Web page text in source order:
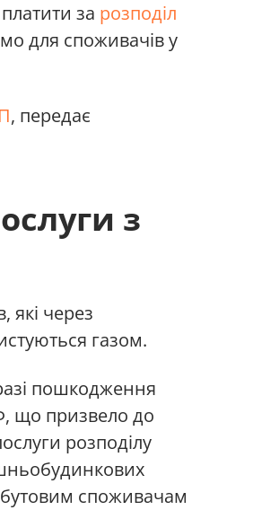
за розподіл
для споживачів у
, передає
з
які через
газом.
пошкодження
що призвело до
розподілу
споживачам